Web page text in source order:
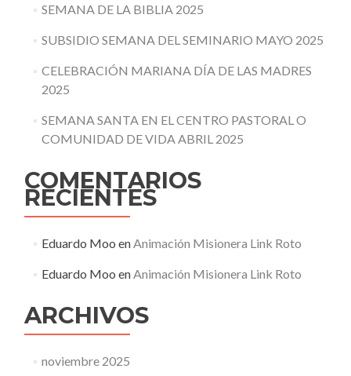
SEMANA DE LA BIBLIA 2025
SUBSIDIO SEMANA DEL SEMINARIO MAYO 2025
CELEBRACIÓN MARIANA DÍA DE LAS MADRES
2025
SEMANA SANTA EN EL CENTRO PASTORAL O
COMUNIDAD DE VIDA ABRIL 2025
COMENTARIOS
RECIENTES
Eduardo Moo enAnimación Misionera Link Roto
Eduardo Moo enAnimación Misionera Link Roto
ARCHIVOS
noviembre 2025